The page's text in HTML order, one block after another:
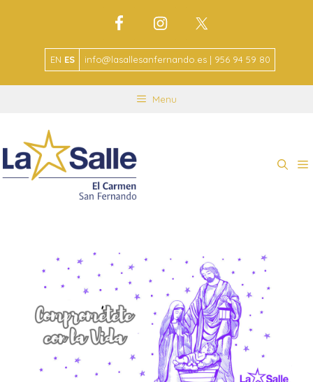
EN ES info@lasallesanfernando.es | 956 94 59 80
Menu